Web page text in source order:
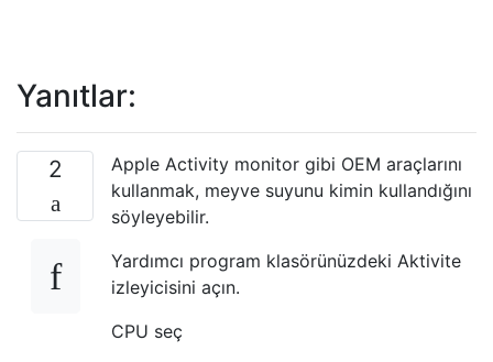
Yanıtlar:
2
Apple Activity monitor gibi OEM araçlarını
kullanmak, meyve suyunu kimin kullandığını
söyleyebilir.
Yardımcı program klasörünüzdeki Aktivite
izleyicisini açın.
CPU seç